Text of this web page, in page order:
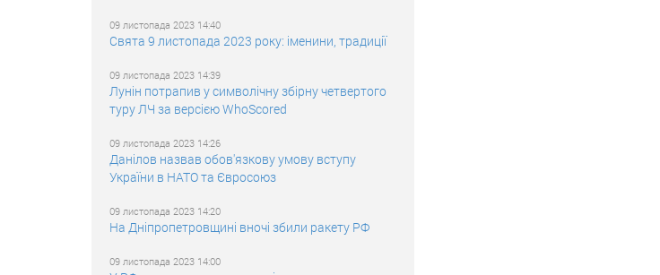
09 листопада 2023 14:40
Свята 9 листопада 2023 року: іменини, традиції
09 листопада 2023 14:39
Лунін потрапив у символічну збірну четвертого
туру ЛЧ за версією WhoScored
09 листопада 2023 14:26
Данілов назвав обов'язкову умову вступу
України в НАТО та Євросоюз
09 листопада 2023 14:20
На Дніпропетровщині вночі збили ракету РФ
09 листопада 2023 14:00